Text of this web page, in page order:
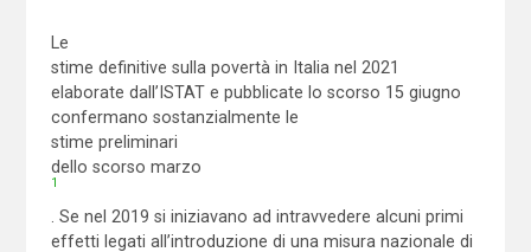
Le
stime definitive sulla povertà in Italia nel 2021
elaborate dall’ISTAT e pubblicate lo scorso 15 giugno
confermano sostanzialmente le
stime preliminari
dello scorso marzo
1
. Se nel 2019 si iniziavano ad intravvedere alcuni primi
effetti legati all’introduzione di una misura nazionale di